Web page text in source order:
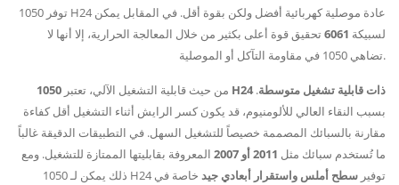
توفر 1050 H24 عادة موصلية كهربائية أفضل ولكن بقوة أقل. في المقابل يمكن
لسبيكة 6061 تحقيق قوة أعلى بكثير من خلال المعالجة الحرارية، إلا أنها لا
تضاهي 1050 في مقاومة التآكل أو الموصلية.
من حيث قابلية التشغيل الآلي، تعتبر 1050 H24 ذات قابلية تشغيل متوسطة.
بسبب النقاء العالي للألومنيوم، قد يكون كسر الرايش أثناء التشغيل أقل كفاءة
مقارنة بالسبائك المصممة خصيصاً للتشغيل السهل. في التطبيقات الدقيقة غالباً
ما تُستخدم سبائك مثل 2011 أو 2007
المعروفة بقابليتها الممتازة للتشغيل. ومع
ذلك يمكن لـ 1050 H24 توفير سطح أملس واستقرار أبعادي جيد خاصة في